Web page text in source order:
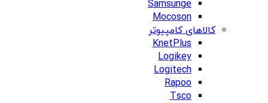
Samsunge
Mocoson
کالاهای کامپیوتر
KnetPlus
Logikey
Logitech
Rapoo
Tsco